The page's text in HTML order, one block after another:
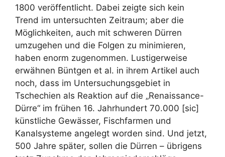
1800 veröffentlicht. Dabei zeigte sich kein
Trend im untersuchten Zeitraum; aber die
Möglichkeiten, auch mit schweren Dürren
umzugehen und die Folgen zu minimieren,
haben enorm zugenommen. Lustigerweise
erwähnen Büntgen et al. in ihrem Artikel auch
noch, dass im Untersuchungsgebiet in
Tschechien als Reaktion auf die „Renaissance-
Dürre“ im frühen 16. Jahrhundert 70.000 [sic]
künstliche Gewässer, Fischfarmen und
Kanalsysteme angelegt worden sind. Und jetzt,
500 Jahre später, sollen die Dürren – übrigens